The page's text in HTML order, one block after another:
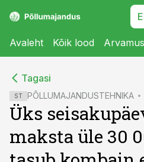
Avaleht Kõik lood
Tagasi
ST PÕLLUMAJANDUSTEHNIKA
Üks
maksta üle 30